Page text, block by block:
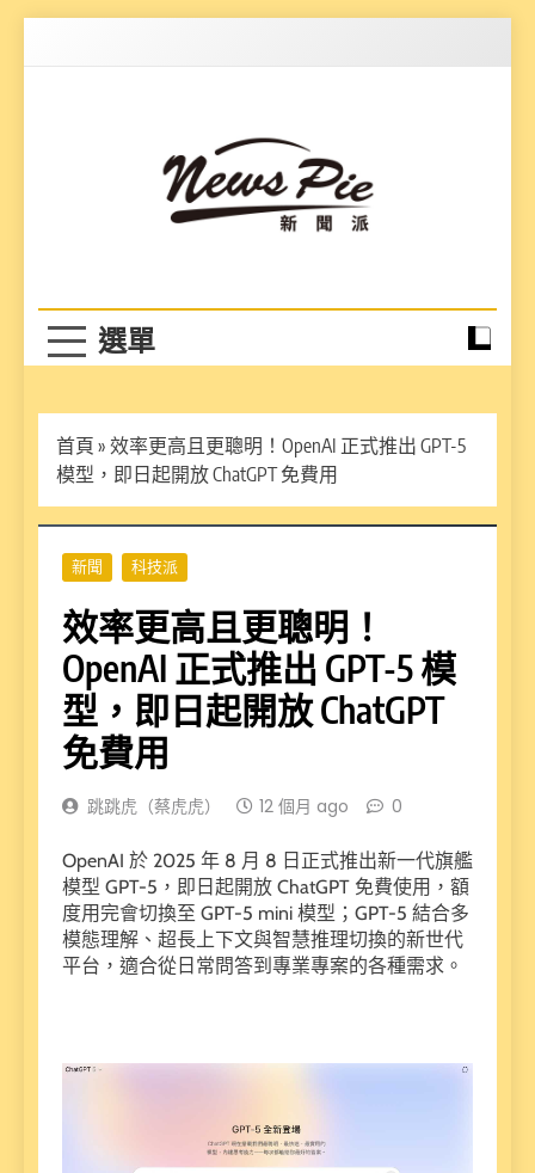
首頁 » 效率更高且更聰明！OpenAI 正式推出 GPT-5
模型，即日起開放 ChatGPT 免費用
新聞 科技派
效率更高且更聰明！
OpenAI 正式推出 GPT-5 模
型，即日起開放 ChatGPT
免費用
跳跳虎（蔡虎虎） 12 個月 ago 0
OpenAI 於 2025 年 8 月 8 日正式推出新一代旗艦
模型 GPT-5，即日起開放 ChatGPT 免費使用，額
度用完會切換至 GPT-5 mini 模型；GPT-5 結合多
模態理解、超長上下文與智慧推理切換的新世代
平台，適合從日常問答到專業專案的各種需求。